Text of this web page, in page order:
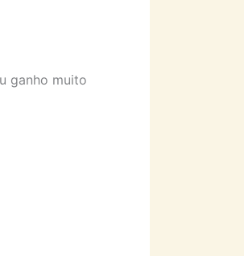
ganho muito